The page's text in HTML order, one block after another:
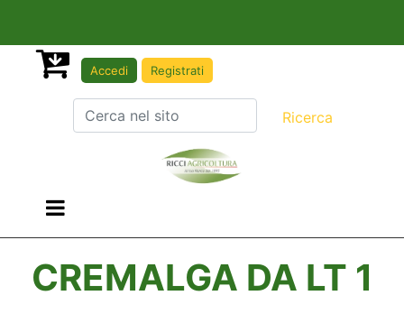
Accedi Registrati
Open menu
CREMALGA DA LT 1